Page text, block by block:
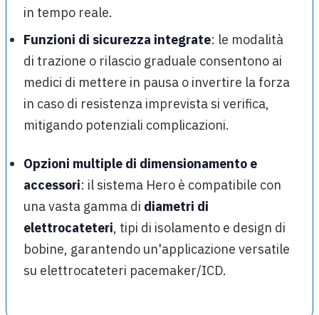
in tempo reale.
Funzioni di sicurezza integrate: le modalità
di trazione o rilascio graduale consentono ai
medici di mettere in pausa o invertire la forza
in caso di resistenza imprevista si verifica,
mitigando potenziali complicazioni.
Opzioni multiple di dimensionamento e
accessori: il sistema Hero è compatibile con
una vasta gamma di diametri di
elettrocateteri, tipi di isolamento e design di
bobine, garantendo un'applicazione versatile
su elettrocateteri pacemaker/ICD.